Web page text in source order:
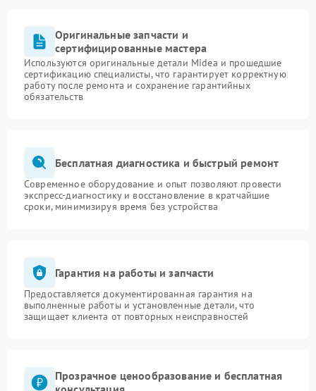
Оригинальные запчасти и
сертифицированные мастера
Используются оригинальные детали Midea и прошедшие
сертификацию специалисты, что гарантирует корректную
работу после ремонта и сохранение гарантийных
обязательств
Бесплатная диагностика и быстрый ремонт
Современное оборудование и опыт позволяют провести
экспресс-диагностику и восстановление в кратчайшие
сроки, минимизируя время без устройства
Гарантия на работы и запчасти
Предоставляется документированная гарантия на
выполненные работы и установленные детали, что
защищает клиента от повторных неисправностей
Прозрачное ценообразование и бесплатная